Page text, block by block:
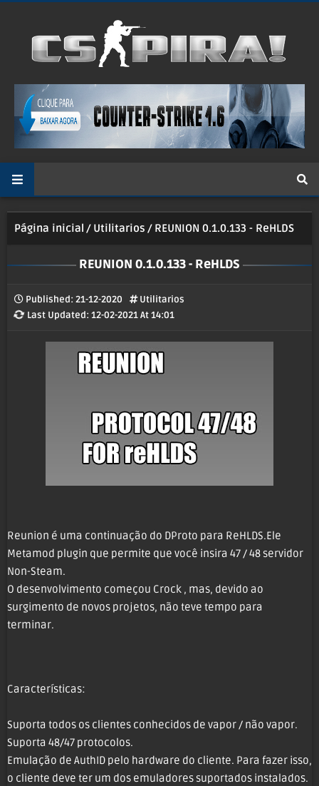
Página inicial Utilitarios REUNION 0.1.0.133 - ReHLDS
REUNION 0.1.0.133 - ReHLDS
Published: 21-12-2020
Utilitarios
Last Updated: 12-02-2021 At 14:01
Reunion é uma continuação do DProto para ReHLDS.Ele
Metamod plugin que permite que você insira 47 / 48 servidor
Non-Steam.
O desenvolvimento começou Crock , mas, devido ao
surgimento de novos projetos, não teve tempo para
terminar.
Características:
Suporta todos os clientes conhecidos de vapor / não vapor.
Suporta 48/47 protocolos.
Emulação de AuthID pelo hardware do cliente. Para fazer isso,
o cliente deve ter um dos emuladores suportados instalados.